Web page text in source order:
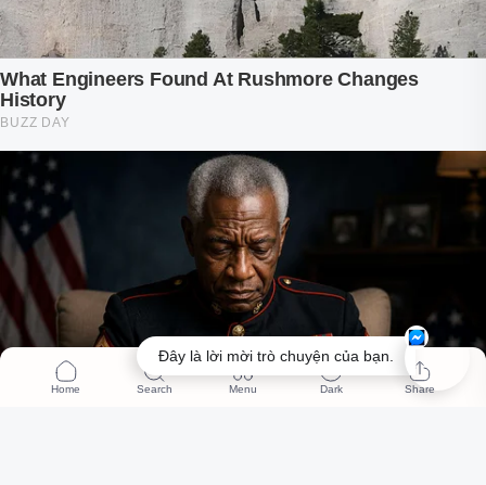
Đây là lời mời trò chuyện của bạn.